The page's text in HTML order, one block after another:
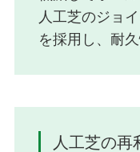
人工芝のジョ
を採用し、耐久
人工芝の再